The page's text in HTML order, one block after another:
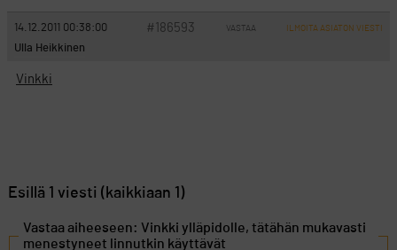
14.12.2011 00:38:00 #186593 VASTAA ILMOITA ASIATON VIESTI
Ulla Heikkinen
Vinkki
Esillä 1 viesti (kaikkiaan 1)
Vastaa aiheeseen: Vinkki ylläpidolle, tätähän mukavasti
menestyneet linnutkin käyttävät